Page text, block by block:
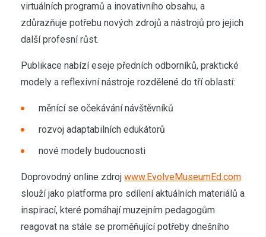
virtuálních programů a inovativního obsahu, a
zdůrazňuje potřebu nových zdrojů a nástrojů pro jejich
další profesní růst.
Publikace nabízí eseje předních odborníků, praktické
modely a reflexivní nástroje rozdělené do tří oblastí:
měnící se očekávání návštěvníků
rozvoj adaptabilních edukátorů
nové modely budoucnosti
Doprovodný online zdroj www.EvolveMuseumEd.com
slouží jako platforma pro sdílení aktuálních materiálů a
inspirací, které pomáhají muzejním pedagogům
reagovat na stále se proměňující potřeby dnešního